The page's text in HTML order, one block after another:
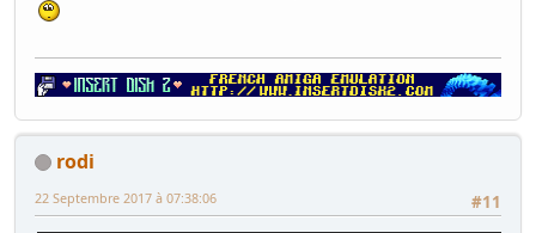
rodi
#11
22 Septembre 2017 à 07:38:06